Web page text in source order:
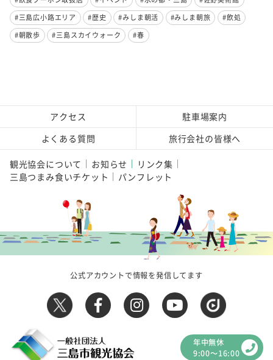
#三島広小路エリア
#歴史 #みしま朝活 #みしま朝旅
#飲処
#朝散歩
#三島スカイウォーク #春
アクセス
駐車場案内
よくある質問
旅行会社の皆様へ
観光協会について お知らせ
リンク集
三島つまみ食いチケット
パンフレット
公式アカウントで情報を発信してます
年中無休
9:00～16:00